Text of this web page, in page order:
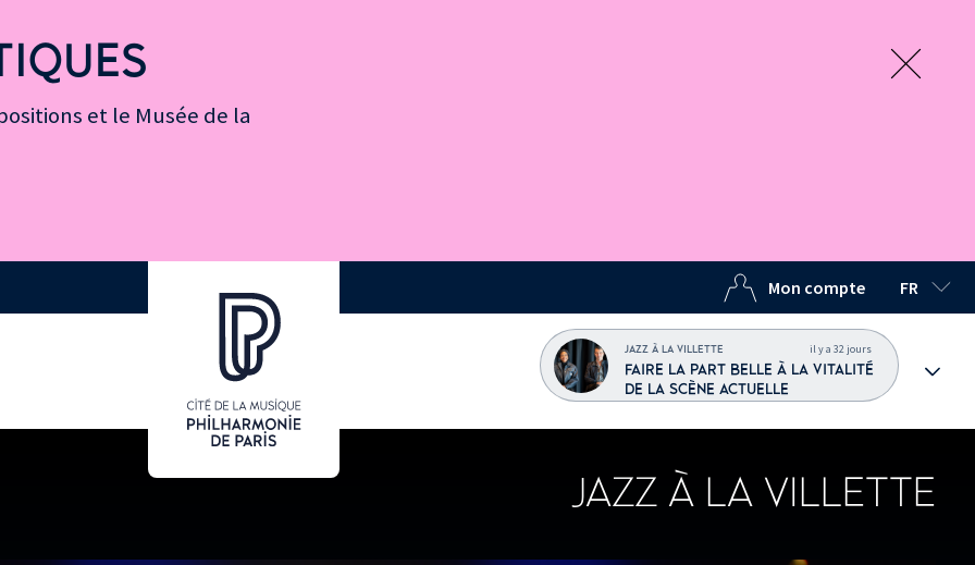
et le Musée de la
Mon compte FR
LANGUE
JAZZ À LA VILLETTE il y a 32 jours
FAIRE LA PART BELLE À LA VITALITÉ
DE LA SCÈNE ACTUELLE
JAZZ À LA VILLETTE